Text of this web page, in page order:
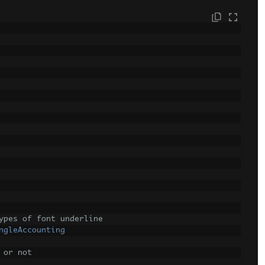
of font underline
or not